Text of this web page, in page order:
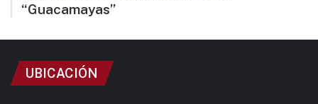
“Guacamayas”
UBICACIÓN